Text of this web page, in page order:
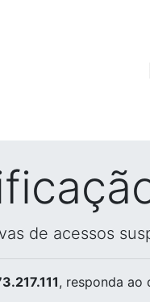
de acessos
, responda ao